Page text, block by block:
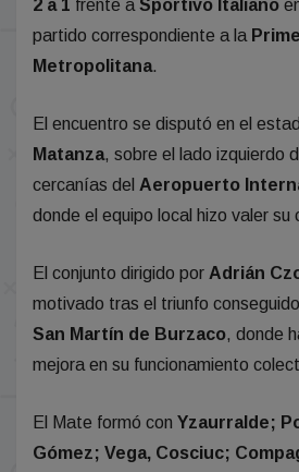
2 a 1 frente a Sportivo Italiano
partido correspondiente a la
Metropolitana.
El encuentro se disputó en el
Matanza, sobre el lado izquierdo
cercanías del Aeropuerto
donde el equipo local hizo valer su
El conjunto dirigido por Adrián
motivado tras el triunfo
San Martín de Burzaco, donde
mejora en su funcionamiento
El Mate formó con Yzaurralde;
Gómez; Vega, Cosciuc;